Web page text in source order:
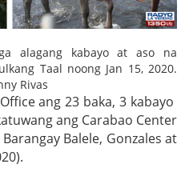
alagang kabayo at aso na
Taal noong Jan 15, 2020.
Rivas
ang 23 baka, 3 kabayo
ang Carabao Center
Balele, Gonzales at